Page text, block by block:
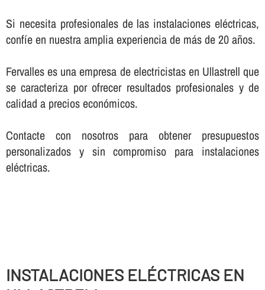
Si necesita profesionales de las instalaciones eléctricas,
confí­e en nuestra amplia experiencia de más de 20 años.
Fervalles es una empresa de electricistas en Ullastrell que
se caracteriza por ofrecer resultados profesionales y de
calidad a precios económicos.
Contacte con nosotros para obtener presupuestos
personalizados y sin compromiso para instalaciones
eléctricas.
INSTALACIONES ELÉCTRICAS EN